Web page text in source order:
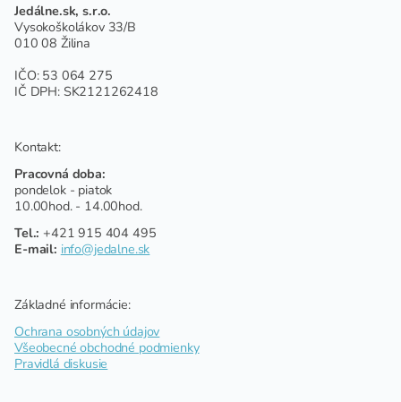
Jedálne.sk, s.r.o.
Vysokoškolákov 33/B
010 08 Žilina
IČO: 53 064 275
IČ DPH: SK2121262418
Kontakt:
Pracovná doba:
pondelok - piatok
10.00hod. - 14.00hod.
Tel.: +421 915 404 495
E-mail: info@jedalne.sk
Základné informácie:
Ochrana osobných údajov
Všeobecné obchodné podmienky
Pravidlá diskusie